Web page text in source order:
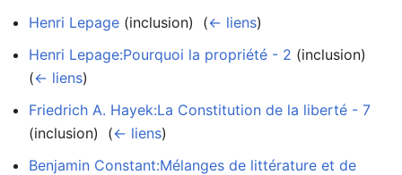
Henri Lepage (inclusion) ‎ (← liens)
Henri Lepage:Pourquoi la propriété - 2 (inclusion) ‎
(← liens)
Friedrich A. Hayek:La Constitution de la liberté - 7
(inclusion) ‎ (← liens)
Benjamin Constant:Mélanges de littérature et de